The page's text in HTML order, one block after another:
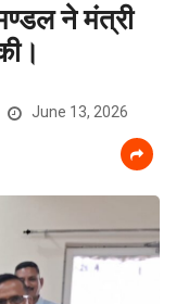
ने मंत्री
June 13, 2026